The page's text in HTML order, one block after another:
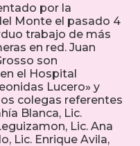
por la
Monte el pasado 4
trabajo de más
en red. Juan
son
el Hospital
Lucero» y
colegas referentes
Blanca, Lic.
Lic. Ana
Lic. Enrique Avila,